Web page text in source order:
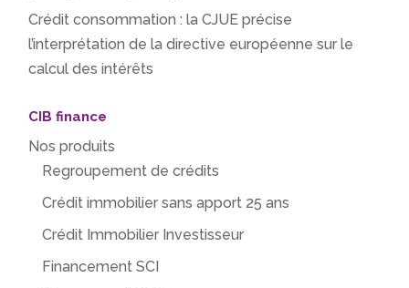
Crédit consommation : la CJUE précise
l’interprétation de la directive européenne sur le
calcul des intérêts
CIB finance
Nos produits
Regroupement de crédits
Crédit immobilier sans apport 25 ans
Crédit Immobilier Investisseur
Financement SCI